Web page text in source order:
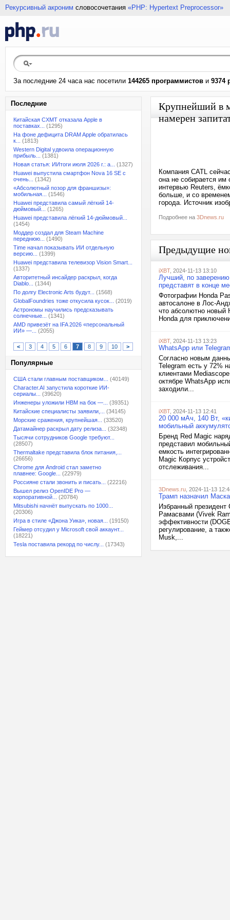
Рекурсивный акроним словосочетания «PHP: Hypertext Preprocessor»
За последние 24 часа нас посетили 144265 программистов и 9374
Последние
Китайская CXMT отказала Apple в
поставках...
(1295)
На фоне дефицита DRAM Apple обратилась
к...
(1813)
Western Digital удвоила операционную
прибыль...
(1381)
Новая статья: ИИтоги июля 2026 г.: а...
(1327)
Huawei выпустила смартфон Nova 16 SE с
очень...
(1342)
«Абсолютный позор для франшизы»:
мобильная...
(1546)
Huawei представила самый лёгкий 14-
дюймовый...
(1265)
Huawei представила лёгкий 14-дюймовый...
(1454)
Моддер создал для Steam Machine
переднюю...
(1490)
Time начал показывать ИИ отдельную
версию...
(1399)
Huawei представила телевизор Vision Smart...
(1337)
Авторитетный инсайдер раскрыл, когда
Diablo...
(1344)
По долгу Electronic Arts будут...
(1568)
GlobalFoundries тоже откусила кусок...
(2019)
Астрономы научились предсказывать
солнечные...
(1341)
AMD привезёт на IFA 2026 «персональный
ИИ» —...
(2055)
< 3 4 5 6 7 8 9 10 >
Популярные
США стали главным поставщиком...
(40149)
Character.AI запустила короткие ИИ-
сериалы...
(39620)
Инженеры уложили HBM на бок —...
(39351)
Китайские специалисты заявили,...
(34145)
Морские сражения, крупнейшая...
(33520)
Датамайнер раскрыл дату релиза...
(32348)
Тысячи сотрудников Google требуют...
(28507)
Thermaltake представила блок питания,...
(26656)
Chrome для Android стал заметно
плавнее: Google...
(22979)
Россияне стали звонить и писать...
(22216)
Вышел релиз OpenIDE Pro —
корпоративной...
(20784)
Mitsubishi начнёт выпускать по 1000...
(20306)
Игра в стиле «Джона Уика», новая...
(19150)
Геймер отсудил у Microsoft свой аккаунт...
(18221)
Tesla поставила рекорд по числу...
(17343)
Крупнейший в
намерен
Компания CATL
она не собирается им
интервью Reuters,
больше, и со
города. Источник
Подробнее на 3Dnews.ru
Предыдущие
iXBT, 2024-11-13 13:10
Лучший, по
представят в конце
Фотографии Honda
автосалоне в Лос-
что абсолютно новый
Honda для
iXBT, 2024-11-13 13:23
WhatsApp или
Согласно новым
Telegram есть у 72%
клиентами
октябре WhatsApp
заходили...
iXBT, 2024-11-13 12:41
20 000 мАч, 140 Вт,
мобильный
Бренд Red Magic
представил
емкость
Magic Корпус
отслеживания...
3Dnews.ru , 2024-11-13
Трамп назначил
Избранный
Рамасвами (Vivek
эффективности
регулирование, а
Musk,...